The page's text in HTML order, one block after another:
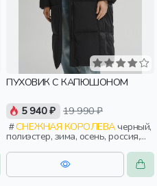
ПУХОВИК С КАПЮШОНОМ
5 940 ₽ 19 990 ₽
СНЕЖНАЯ КОРОЛЕВАчерный,
полиэстер, зима, осень, россия,
прямые, капюшон, застежка,
утепленные, двухсторонние,
прорези, карман, женщины,
взрослые